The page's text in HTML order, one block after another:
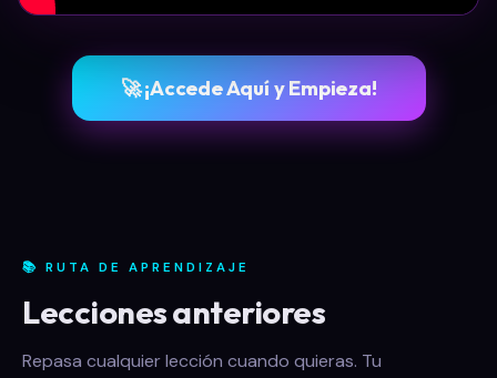
🚀 ¡Accede Aquí y Empieza!
📚 RUTA DE APRENDIZAJE
Lecciones anteriores
Repasa cualquier lección cuando quieras. Tu